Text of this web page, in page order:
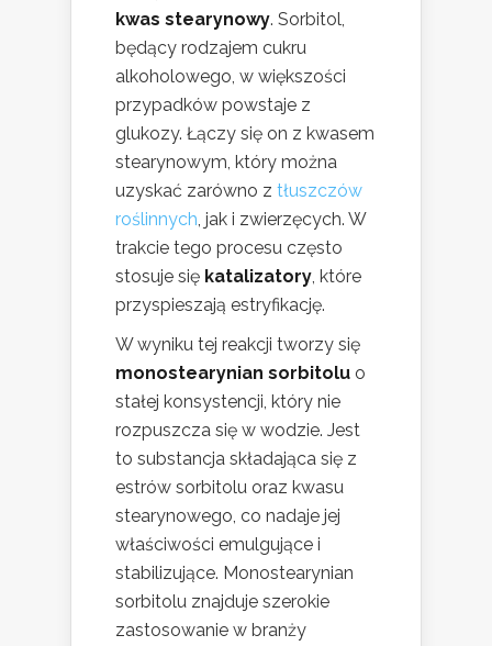
kwas stearynowy. Sorbitol,
będący rodzajem cukru
alkoholowego, w większości
przypadków powstaje z
glukozy. Łączy się on z kwasem
stearynowym, który można
uzyskać zarówno z tłuszczów
roślinnych, jak i zwierzęcych. W
trakcie tego procesu często
stosuje się katalizatory, które
przyspieszają estryfikację.
W wyniku tej reakcji tworzy się
monostearynian sorbitolu o
stałej konsystencji, który nie
rozpuszcza się w wodzie. Jest
to substancja składająca się z
estrów sorbitolu oraz kwasu
stearynowego, co nadaje jej
właściwości emulgujące i
stabilizujące. Monostearynian
sorbitolu znajduje szerokie
zastosowanie w branży